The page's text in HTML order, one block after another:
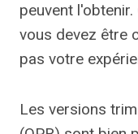
peuvent
vous devez être
pas votre
Les versions